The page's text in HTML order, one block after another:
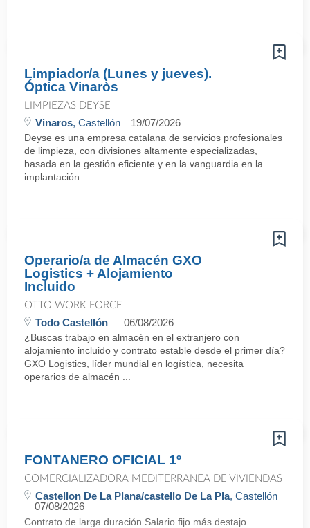
Limpiador/a (Lunes y jueves).
Óptica Vinaròs
LIMPIEZAS DEYSE
Vinaros, Castellón 19/07/2026
Deyse es una empresa catalana de servicios profesionales
de limpieza, con divisiones altamente especializadas,
basada en la gestión eficiente y en la vanguardia en la
implantación ...
Operario/a de Almacén GXO
Logistics + Alojamiento
Incluido
OTTO WORK FORCE
Todo Castellón 06/08/2026
¿Buscas trabajo en almacén en el extranjero con
alojamiento incluido y contrato estable desde el primer día?
GXO Logistics, líder mundial en logística, necesita
operarios de almacén ...
FONTANERO OFICIAL 1º
COMERCIALIZADORA MEDITERRANEA DE VIVIENDAS
Castellon De La Plana/castello De La Pla, Castellón
07/08/2026
Contrato de larga duración.Salario fijo más destajo